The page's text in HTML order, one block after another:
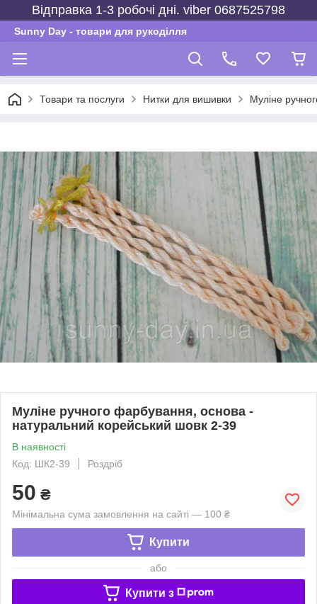
Відправка 1-3 робочі дні. viber 0687525798
Sunny Day - товари для рукоділля
Товари та послуги Нитки для вишивки Муліне
Муліне ручного фарбування, основа -
натуральний корейський шовк 2-39
В наявності
Код: ШК2-39
Роздріб
50 ₴
Мінімальна сума замовлення на сайті — 100 ₴
Купити
або
Купити з